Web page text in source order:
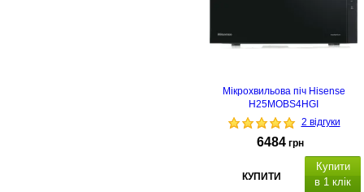
Мікрохвильова піч Hisense
H25MOBS4HGI
2 відгуки
6484 грн
КУПИТИ
Купити
в 1 клік